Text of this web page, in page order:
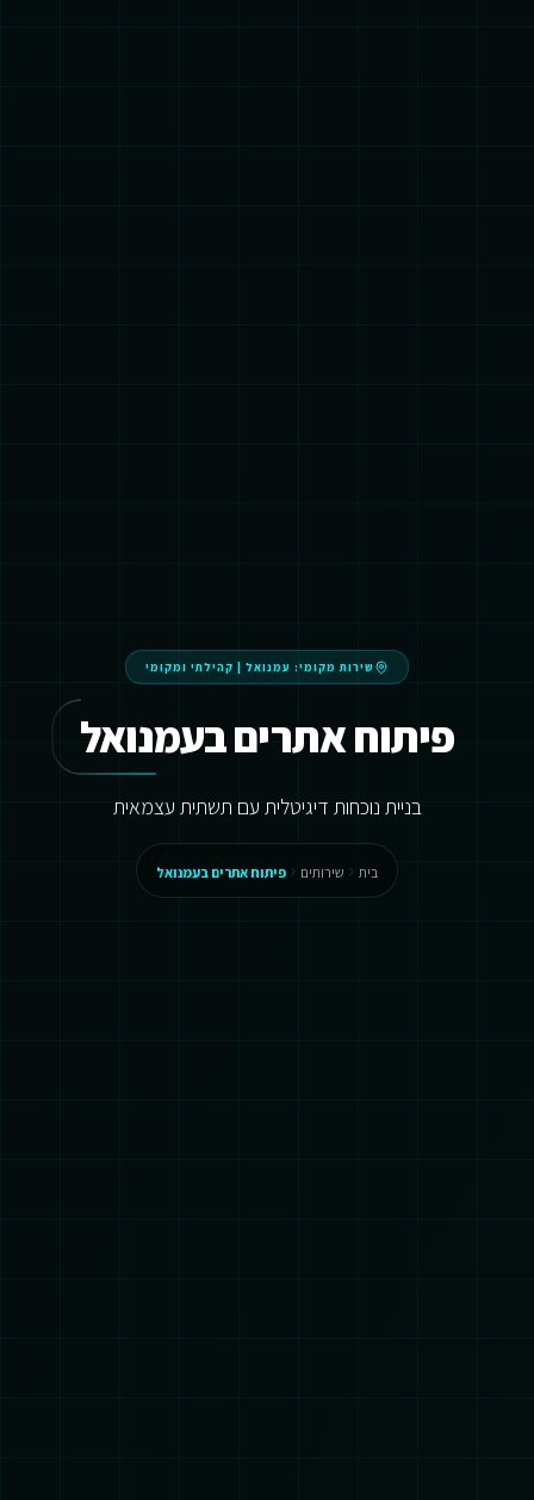
שירות מקומי: עמנואל קהילתי ומקומי
פיתוח אתרים בעמנואל
בניית נוכחות דיגיטלית עם תשתית עצמאית
בית שירותים פיתוח אתרים בעמנואל